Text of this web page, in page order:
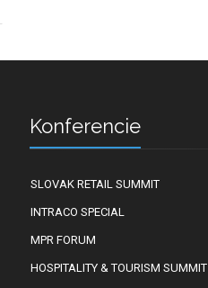
Konferencie
SLOVAK RETAIL SUMMIT
INTRACO SPECIAL
MPR FORUM
HOSPITALITY & TOURISM SUMMIT